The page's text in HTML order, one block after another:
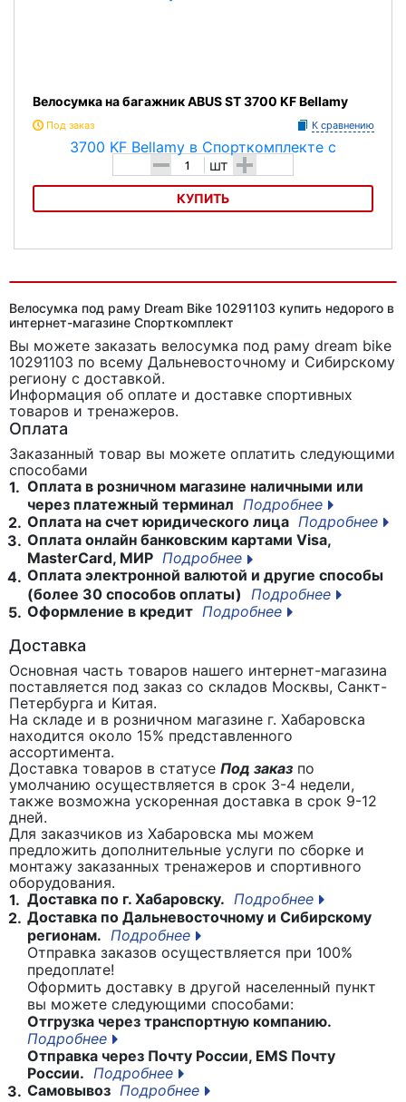
Велосумка на багажник ABUS ST 3700 KF Bellamy
Под заказ К сравнению
- шт +
КУПИТЬ
Велосумка под раму Dream Bike 10291103 купить недорого в
интернет-магазине Спорткомплект
Вы можете заказать велосумка под раму dream bike
10291103 по всему Дальневосточному и Сибирскому
региону с доставкой.
Информация об оплате и доставке спортивных
товаров и тренажеров.
Оплата
Заказанный товар вы можете оплатить следующими
способами
1. Оплата в розничном магазине наличными или
через платежный терминал Подробнее
2. Оплата на счет юридического лица Подробнее
3. Оплата онлайн банковским картами Visa,
MasterCard, МИР Подробнее
4. Оплата электронной валютой и другие способы
(более 30 способов оплаты)
Подробнее
5. Оформление в кредит Подробнее
Доставка
Основная часть товаров нашего интернет-магазина
поставляется под заказ со складов Москвы, Санкт-
Петербурга и Китая.
На складе и в розничном магазине г. Хабаровска
находится около 15% представленного
ассортимента.
Доставка товаров в статусе Под заказ по
умолчанию осуществляется в срок 3-4 недели,
также возможна ускоренная доставка в срок 9-12
дней.
Для заказчиков из Хабаровска мы можем
предложить дополнительные услуги по сборке и
монтажу заказанных тренажеров и спортивного
оборудования.
1. Доставка по г. Хабаровску. Подробнее
2. Доставка по Дальневосточному и Сибирскому
регионам. Подробнее
Отправка заказов осуществляется при 100%
предоплате!
Оформить доставку в другой населенный пункт
вы можете следующими способами:
Отгрузка через транспортную компанию.
Подробнее
Отправка через Почту России, EMS Почту
России. Подробнее
3. Самовывоз Подробнее